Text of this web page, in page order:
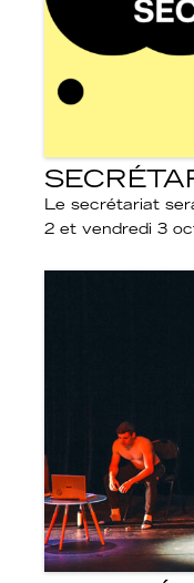
Le secrétariat
2 et vendredi 3